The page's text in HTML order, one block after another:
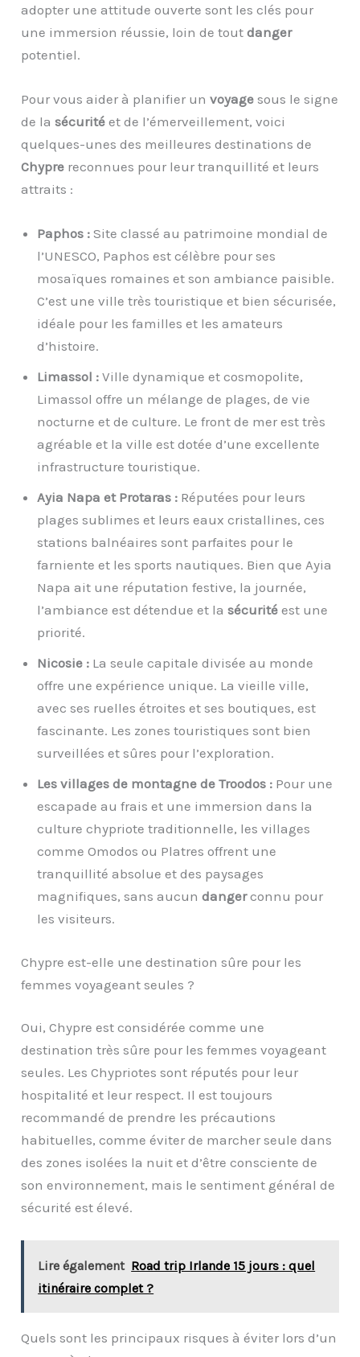
adopter une attitude ouverte sont les clés pour
une immersion réussie, loin de toutdanger
potentiel.
Pour vous aider à planifier unvoyage sous le signe
de lasécurité et de l’émerveillement, voici
quelques-unes des meilleures destinations de
Chypre reconnues pour leur tranquillité et leurs
attraits :
Paphos : Site classé au patrimoine mondial de
l’UNESCO, Paphos est célèbre pour ses
mosaïques romaines et son ambiance paisible.
C’est une ville très touristique et bien sécurisée,
idéale pour les familles et les amateurs
d’histoire.
Limassol : Ville dynamique et cosmopolite,
Limassol offre un mélange de plages, de vie
nocturne et de culture. Le front de mer est très
agréable et la ville est dotée d’une excellente
infrastructure touristique.
Ayia Napa et Protaras : Réputées pour leurs
plages sublimes et leurs eaux cristallines, ces
stations balnéaires sont parfaites pour le
farniente et les sports nautiques. Bien que Ayia
Napa ait une réputation festive, la journée,
l’ambiance est détendue et lasécurité est une
priorité.
Nicosie : La seule capitale divisée au monde
offre une expérience unique. La vieille ville,
avec ses ruelles étroites et ses boutiques, est
fascinante. Les zones touristiques sont bien
surveillées et sûres pour l’exploration.
Les villages de montagne de Troodos : Pour une
escapade au frais et une immersion dans la
culture chypriote traditionnelle, les villages
comme Omodos ou Platres offrent une
tranquillité absolue et des paysages
magnifiques, sans aucundangerconnu pour
les visiteurs.
Chypre est-elle une destination sûre pour les
femmes voyageant seules ?
Oui, Chypre est considérée comme une
destination très sûre pour les femmes voyageant
seules. Les Chypriotes sont réputés pour leur
hospitalité et leur respect. Il est toujours
recommandé de prendre les précautions
habituelles, comme éviter de marcher seule dans
des zones isolées la nuit et d’être consciente de
son environnement, mais le sentiment général de
sécurité est élevé.
Lire également Road trip Irlande 15 jours : quel
itinéraire complet ?
Quels sont les principaux risques à éviter lors d’un